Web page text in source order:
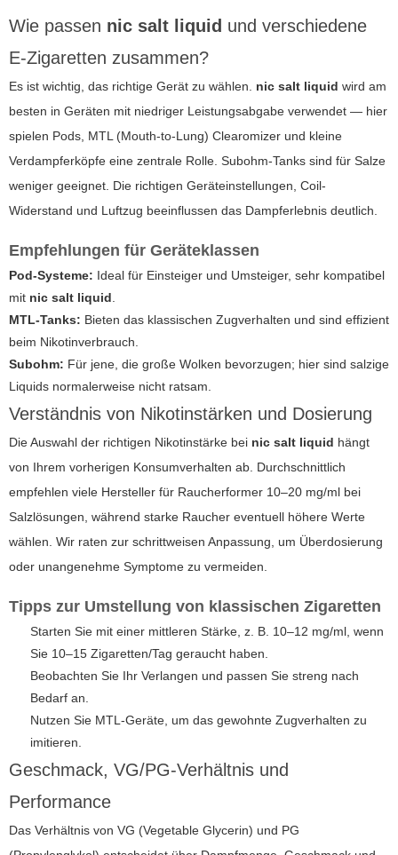
Wie passen nic salt liquid und verschiedene
E-Zigaretten zusammen?
Es ist wichtig, das richtige Gerät zu wählen. nic salt liquid wird am
besten in Geräten mit niedriger Leistungsabgabe verwendet — hier
spielen Pods, MTL (Mouth-to-Lung) Clearomizer und kleine
Verdampferköpfe eine zentrale Rolle. Subohm-Tanks sind für Salze
weniger geeignet. Die richtigen Geräteinstellungen, Coil-
Widerstand und Luftzug beeinflussen das Dampferlebnis deutlich.
Empfehlungen für Geräteklassen
Pod-Systeme: Ideal für Einsteiger und Umsteiger, sehr kompatibel
mit nic salt liquid.
MTL-Tanks: Bieten das klassischen Zugverhalten und sind effizient
beim Nikotinverbrauch.
Subohm: Für jene, die große Wolken bevorzugen; hier sind salzige
Liquids normalerweise nicht ratsam.
Verständnis von Nikotinstärken und Dosierung
Die Auswahl der richtigen Nikotinstärke bei nic salt liquid hängt
von Ihrem vorherigen Konsumverhalten ab. Durchschnittlich
empfehlen viele Hersteller für Raucherformer 10–20 mg/ml bei
Salzlösungen, während starke Raucher eventuell höhere Werte
wählen. Wir raten zur schrittweisen Anpassung, um Überdosierung
oder unangenehme Symptome zu vermeiden.
Tipps zur Umstellung von klassischen Zigaretten
Starten Sie mit einer mittleren Stärke, z. B. 10–12 mg/ml, wenn
Sie 10–15 Zigaretten/Tag geraucht haben.
Beobachten Sie Ihr Verlangen und passen Sie streng nach
Bedarf an.
Nutzen Sie MTL-Geräte, um das gewohnte Zugverhalten zu
imitieren.
Geschmack, VG/PG-Verhältnis und
Performance
Das Verhältnis von VG (Vegetable Glycerin) und PG